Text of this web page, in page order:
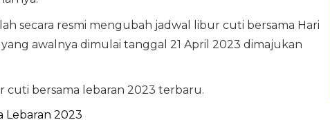
secara resmi mengubah jadwal libur cuti bersama Hari
awalnya dimulai tanggal 21 April 2023 dimajukan
cuti bersama lebaran 2023 terbaru.
Lebaran 2023